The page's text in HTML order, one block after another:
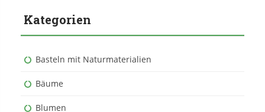
Kategorien
Basteln mit Naturmaterialien
Bäume
Blumen